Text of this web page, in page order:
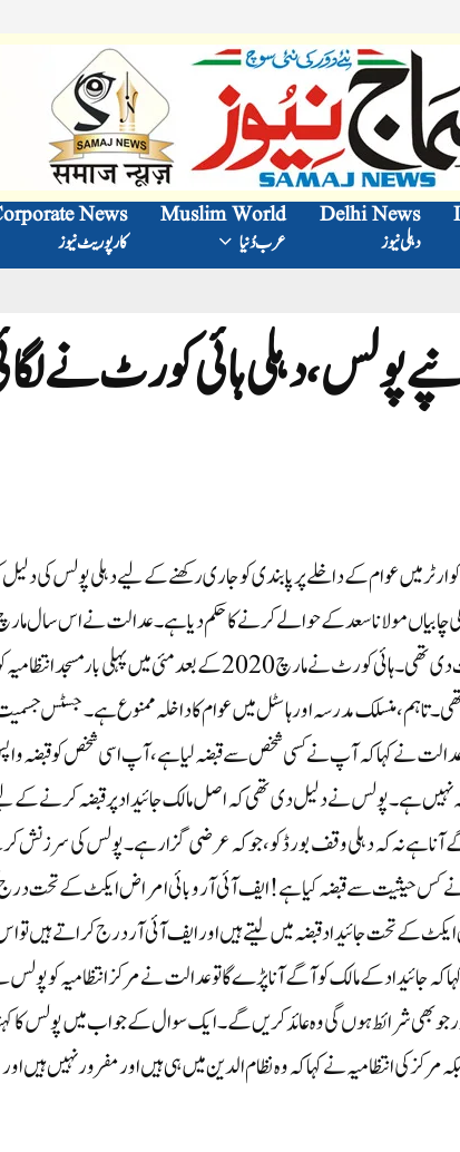
Delhi News
دہلی نیوز
Muslim World
عرب دُنیا
News
کارپوریٹ نیوز
پولس، دہلی ہائی کورٹ نے
میں عوام کے داخلے پر پابندی کو جاری رکھنے کے لیے دہلی پولس کی دلیل
چابیاں مولانا سعد کے حوالے کرنے کا حکم دیا ہے۔ عدالت نے اس سال
میں رمضان کے مہینے میں مسجد کی پانچ منزلوں پر نماز ادا کرنے کی اجازت دی تھی۔ ہائی کورٹ نے مارچ 2020 کے بعد مئی میں پہلی بار مسجد
تاہم، منسلک مدرسہ اور ہاسٹل میں عوام کا داخلہ ممنوع ہے۔جسٹس
عدالت نے کہا کہ آپ نے کسی شخص سے قبضہ لیا ہے، آپ اسی شخص کو قبضہ
نہیں ہے۔ پولس نے دلیل دی تھی کہ اصل مالک جائیداد پر قبضہ کرنے کے
آنا ہے نہ کہ دہلی وقف بورڈ کو، جو کہ عرضی گزار ہے۔پولس کی سرزنش
کس حیثیت سے قبضہ کیا ہے! ایف آئی آر وبائی امراض ایکٹ کے تحت
کے تحت جائیداد قبضہ میں لیتے ہیں اور ایف آئی آر درج کراتے ہیں تو
جائیداد کے مالک کو آگے آنا پڑے گا تو عدالت نے مرکز انتظامیہ کو
شرائط ہوں گی وہ عائد کریں گے۔ایک سوال کے جواب میں پولس کا
مرکز کی انتظامیہ نے کہا کہ وہ نظام الدین میں ہی ہیں اور مفرور نہیں ہیں اور